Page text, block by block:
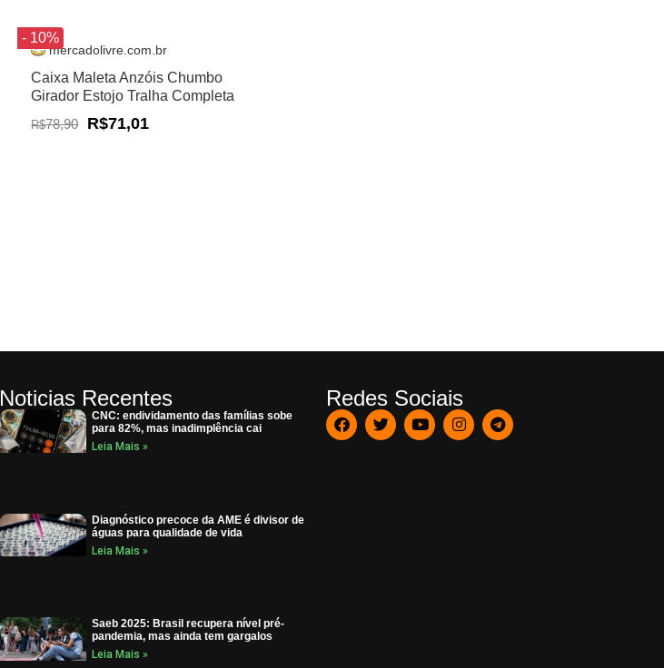
- 10%
mercadolivre.com.br
Caixa Maleta Anzóis Chumbo
Girador Estojo Tralha Completa
R$78,90 R$71,01
Noticias Recentes
CNC: endividamento das famílias sobe
para 82%, mas inadimplência cai
Leia Mais »
Diagnóstico precoce da AME é divisor de
águas para qualidade de vida
Leia Mais »
Saeb 2025: Brasil recupera nível pré-
pandemia, mas ainda tem gargalos
Leia Mais »
Redes Sociais